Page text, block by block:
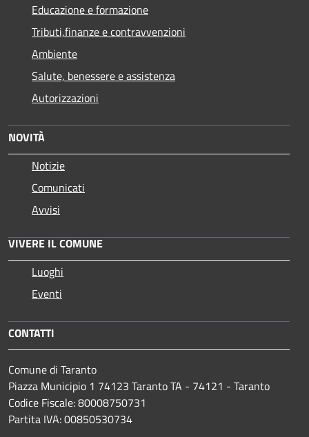
Educazione e formazione
Tributi,finanze e contravvenzioni
Ambiente
Salute, benessere e assistenza
Autorizzazioni
NOVITÀ
Notizie
Comunicati
Avvisi
VIVERE IL COMUNE
Luoghi
Eventi
CONTATTI
Comune di Taranto
Piazza Municipio 1 74123 Taranto TA - 74121 - Taranto
Codice Fiscale: 80008750731
Partita IVA: 00850530734